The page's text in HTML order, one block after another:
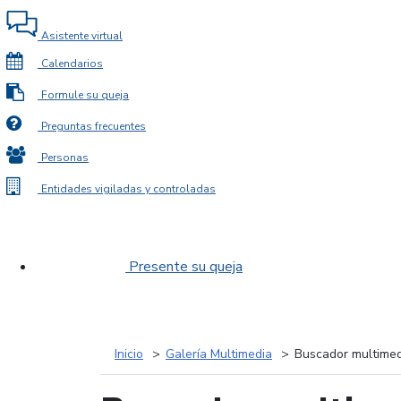
Asistente virtual
Calendarios
Formule su queja
Preguntas frecuentes
Personas
Entidades vigiladas y controladas
Presente su queja
Inicio Galería Multimedia Buscador